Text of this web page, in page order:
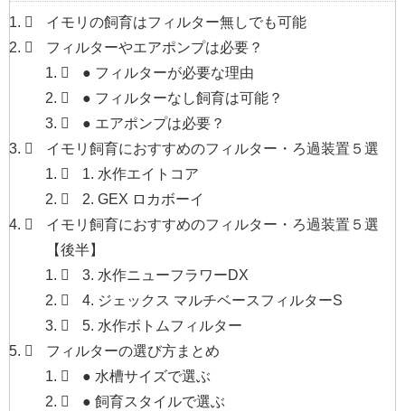
イモリの飼育はフィルター無しでも可能
フィルターやエアポンプは必要？
● フィルターが必要な理由
● フィルターなし飼育は可能？
● エアポンプは必要？
イモリ飼育におすすめのフィルター・ろ過装置５選
1. 水作エイトコア
2. GEX ロカボーイ
イモリ飼育におすすめのフィルター・ろ過装置５選
【後半】
3. 水作ニューフラワーDX
4. ジェックス マルチベースフィルターS
5. 水作ボトムフィルター
フィルターの選び方まとめ
● 水槽サイズで選ぶ
● 飼育スタイルで選ぶ